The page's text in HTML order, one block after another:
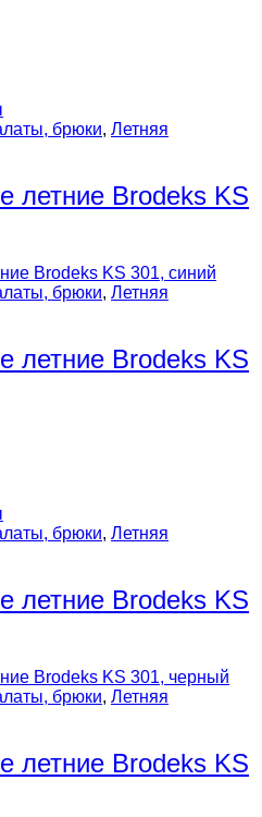
брюки, Летняя
летние Brodeks KS
брюки, Летняя
летние Brodeks KS
брюки, Летняя
летние Brodeks KS
брюки, Летняя
летние Brodeks KS